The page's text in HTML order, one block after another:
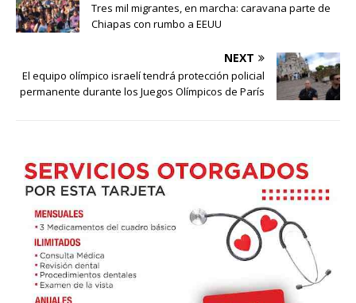
Tres mil migrantes, en marcha: caravana parte de
Chiapas con rumbo a EEUU
NEXT
El equipo olímpico israelí tendrá protección policial
permanente durante los Juegos Olímpicos de París